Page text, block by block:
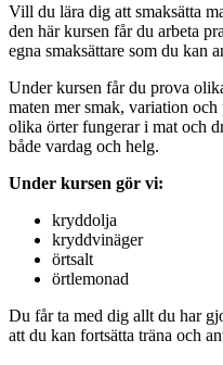
Vill du lära dig att smaksätta
den här kursen får du arbeta
egna smaksättare som du kan
Under kursen får du prova
maten mer smak, variation
olika örter fungerar i mat och
både vardag och helg.
Under kursen gör vi:
kryddolja
kryddvinäger
örtsalt
örtlemonad
Du får ta med dig allt du har
att du kan fortsätta träna och